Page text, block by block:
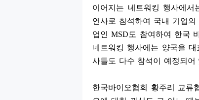
이어지는 네트워킹 행사에서
연사로 참석하여 국내 기업
업인MSD도 참여하여 한국
네트워킹 행사에는 양국을
사들도 다수 참석이 예정되어
한국바이오협회 황주리 교류